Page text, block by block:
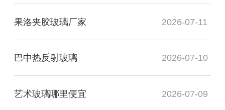
果洛夹胶玻璃厂家 2026-07-11
巴中热反射玻璃 2026-07-10
艺术玻璃哪里便宜 2026-07-09